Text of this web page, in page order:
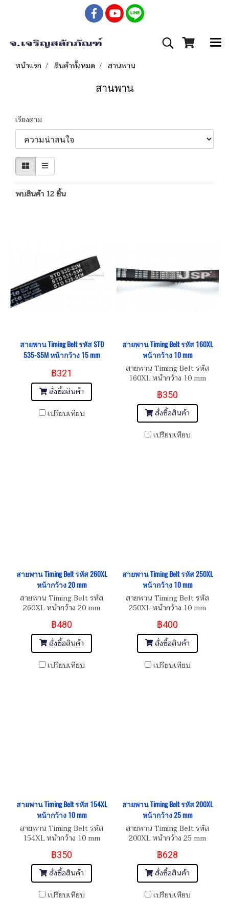
หน้าแรก สินค้าทั้งหมด สานพาน
สานพาน
เรียงตาม
พบสินค้า 12 ชิ้น
สายพาน Timing Belt รหัส STD
535-S5M หน้ากว้าง 15 mm
฿321
สั่งซื้อสินค้า
เปรียบเทียบ
สายพาน Timing Belt รหัส 160XL
หน้ากว้าง 10 mm
สายพาน Timing Belt รหัส
160XL หน้ากว้าง 10 mm
฿350
สั่งซื้อสินค้า
เปรียบเทียบ
สายพาน Timing Belt รหัส 260XL
หน้ากว้าง 20 mm
สายพาน Timing Belt รหัส
260XL หน้ากว้าง 20 mm
฿480
สั่งซื้อสินค้า
เปรียบเทียบ
สายพาน Timing Belt รหัส 250XL
หน้ากว้าง 10 mm
สายพาน Timing Belt รหัส
250XL หน้ากว้าง 10 mm
฿400
สั่งซื้อสินค้า
เปรียบเทียบ
สายพาน Timing Belt รหัส 154XL
หน้ากว้าง 10 mm
สายพาน Timing Belt รหัส
154XL หน้ากว้าง 10 mm
฿350
สั่งซื้อสินค้า
เปรียบเทียบ
สายพาน Timing Belt รหัส 200XL
หน้ากว้าง 25 mm
สายพาน Timing Belt รหัส
200XL หน้ากว้าง 25 mm
฿628
สั่งซื้อสินค้า
เปรียบเทียบ